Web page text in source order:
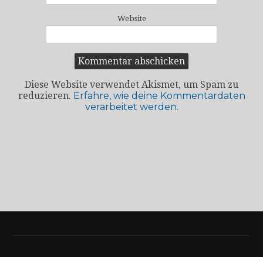
Website
Diese Website verwendet Akismet, um Spam zu
reduzieren. Erfahre, wie deine Kommentardaten
verarbeitet werden.